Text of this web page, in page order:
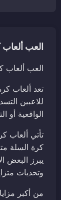
العب ألعاب
العب ألعاب
تعد ألعاب
للاعبين
الواقعية أو
تأتي ألعاب
كرة السلة
يبرز البعض
وتحديات